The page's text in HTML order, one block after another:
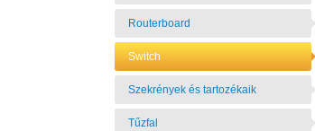
Routerboard
Switch
Szekrények és tartozékaik
Tűzfal